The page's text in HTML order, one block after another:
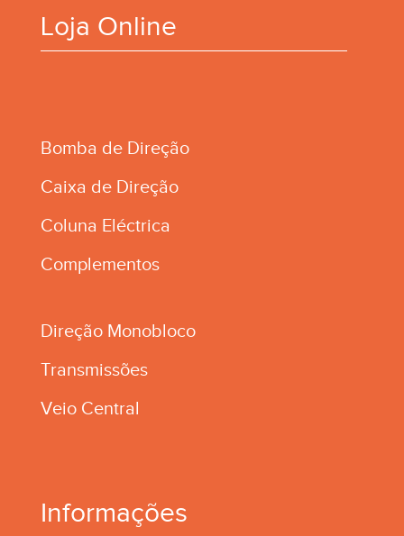
Loja Online
Bomba de Direção
Caixa de Direção
Coluna Eléctrica
Complementos
Direção Monobloco
Transmissões
Veio Central
Informações